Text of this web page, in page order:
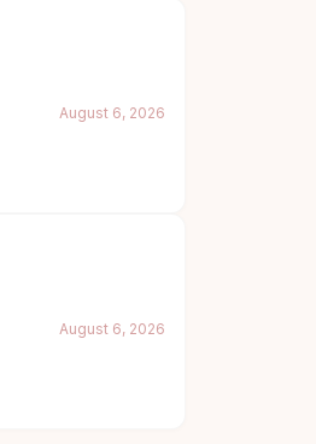
August 6, 2026
August 6, 2026